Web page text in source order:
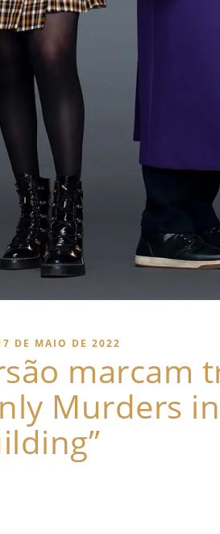
DE MAIO DE 2022
marcam
Murders